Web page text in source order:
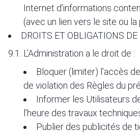
Internet d’informations
(avec un lien vers le site ou la
DROITS ET OBLIGATIONS DE
9.1. L’Administration a le droit de :
Bloquer (limiter) l’accès
de violation des Règles du
Informer les Utilisateurs
l’heure des travaux
Publier des publicités de